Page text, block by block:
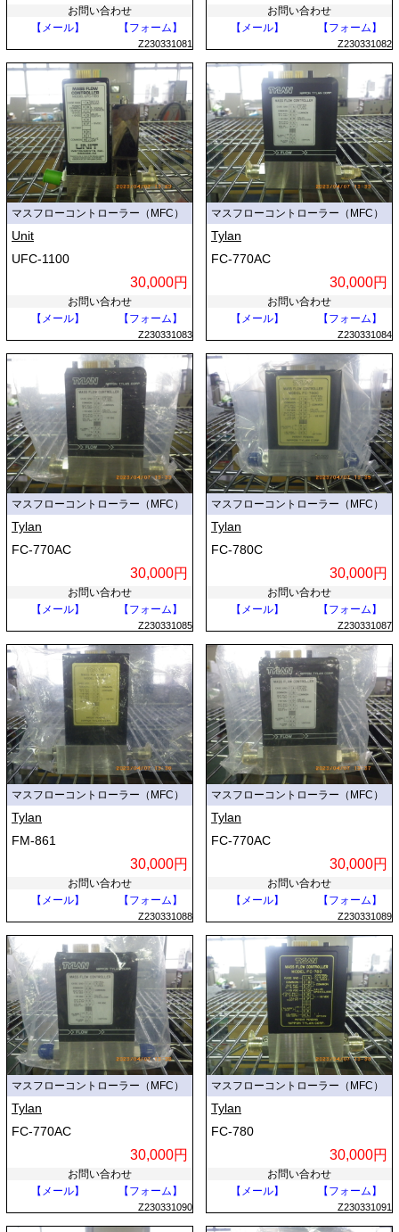
お問い合わせ
【メール】
【フォーム】
Z230331081
お問い合わせ
【メール】
【フォーム】
Z230331082
マスフローコントローラー（MFC）
Unit
UFC-1100
30,000円
お問い合わせ
【メール】
【フォーム】
Z230331083
マスフローコントローラー（MFC）
Tylan
FC-770AC
30,000円
お問い合わせ
【メール】
【フォーム】
Z230331084
マスフローコントローラー（MFC）
Tylan
FC-770AC
30,000円
お問い合わせ
【メール】
【フォーム】
Z230331085
マスフローコントローラー（MFC）
Tylan
FC-780C
30,000円
お問い合わせ
【メール】
【フォーム】
Z230331087
マスフローコントローラー（MFC）
Tylan
FM-861
30,000円
お問い合わせ
【メール】
【フォーム】
Z230331088
マスフローコントローラー（MFC）
Tylan
FC-770AC
30,000円
お問い合わせ
【メール】
【フォーム】
Z230331089
マスフローコントローラー（MFC）
Tylan
FC-770AC
30,000円
お問い合わせ
【メール】
【フォーム】
Z230331090
マスフローコントローラー（MFC）
Tylan
FC-780
30,000円
お問い合わせ
【メール】
【フォーム】
Z230331091